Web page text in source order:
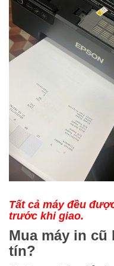
Tất cả máy đều
trước khi giao.
Mua máy in cũ
tín?